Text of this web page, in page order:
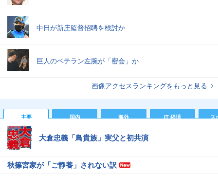
中日が新庄監督招聘を検討か
巨人のベテラン左腕が「密会」か
画像アクセスランキングをもっと見る
主要 国内 海外 IT 経済 ス
大倉忠義「鳥貴族」実父と初共演
秋篠宮家が「ご静養」されない訳